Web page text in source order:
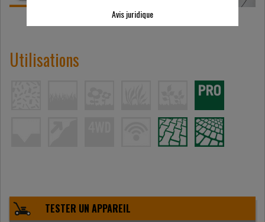
Utilisations
TESTER UN APPAREIL
Avis juridique